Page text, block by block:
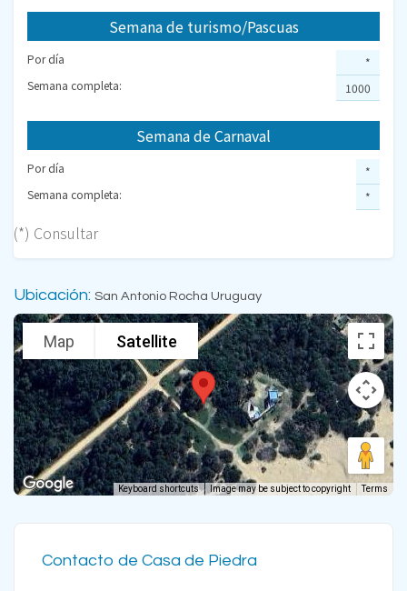
Semana de turismo/Pascuas
Por día
Semana completa:
*
1000
Semana de Carnaval
Por día
Semana completa:
*
*
(*) Consultar
Ubicación: San Antonio Rocha Uruguay
Map Satellite
Keyboard shortcuts Image may be subject to copyright Terms
Contacto de Casa de Piedra